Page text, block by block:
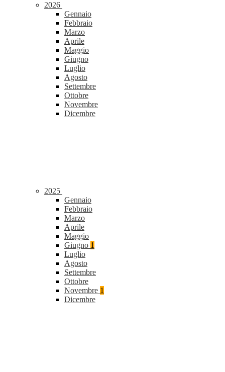
2026
Gennaio
Febbraio
Marzo
Aprile
Maggio
Giugno
Luglio
Agosto
Settembre
Ottobre
Novembre
Dicembre
2025
Gennaio
Febbraio
Marzo
Aprile
Maggio
Giugno 1
Luglio
Agosto
Settembre
Ottobre
Novembre 1
Dicembre